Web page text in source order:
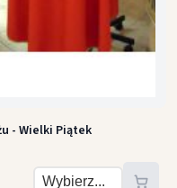
- Wielki Piątek